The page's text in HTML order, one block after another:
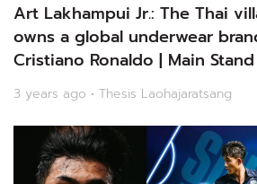
Art Lakhampui Jr.: The Thai
owns a global underwear
Cristiano Ronaldo | Main Stand
3 years ago • Thesis Laohajaratsang